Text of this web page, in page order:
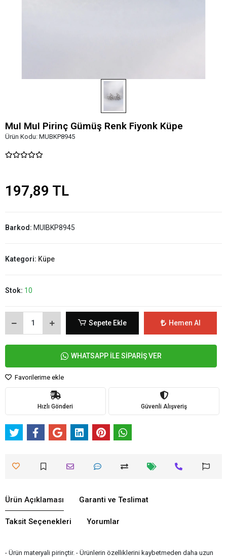
MuI MuI Pirinç Gümüş Renk Fiyonk Küpe
Ürün Kodu: MUBKP8945
197,89 TL
Barkod: MUIBKP8945
Kategori: Küpe
Stok: 10
Sepete Ekle Hemen Al
WHATSAPP İLE SİPARİŞ VER
Favorilerime ekle
Hızlı Gönderi Güvenli Alışveriş
Ürün Açıklaması Garanti ve Teslimat
Taksit Seçenekleri Yorumlar
- Ürün materyali pirinçtir. - Ürünlerin özelliklerini kaybetmeden daha uzun